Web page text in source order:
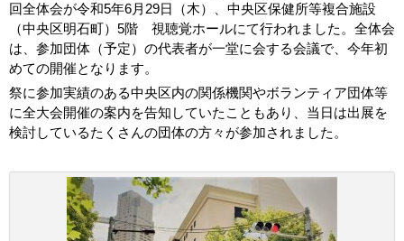
回全体会が令和5年6月29日（木）、中央区保健所等複合施設
（中央区明石町）5階 視聴覚ホールにて行われました。全体会
は、参加団体（予定）の代表者が一堂に会する会議で、今年初
めての開催となります。
祭に参加実績のある中央区内の関係機関やボランティア団体等
に全大会開催の案内を告知していたこともあり、当日は出展を
検討しているたくさんの団体の方々が参加されました。